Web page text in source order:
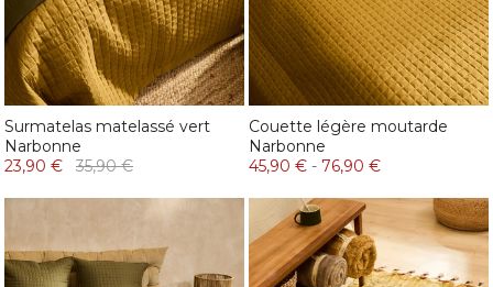
Surmatelas matelassé vert
Narbonne
23,90 €
35,90 €
Couette légère moutarde
Narbonne
45,90 € - 76,90 €